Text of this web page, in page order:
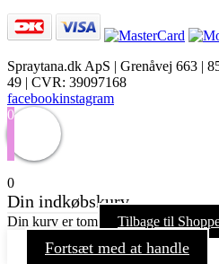
Spraytana.dk ApS | Grenåvej 663 |
49 | CVR: 39097168
facebookinstagram
0
0
Din indkøbskurv
Din kurv er tom Tilbage til
Fortsæt med at handle